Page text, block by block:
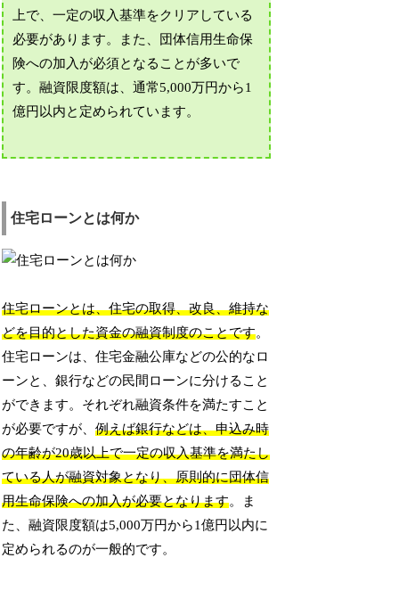
上で、一定の収入基準をクリアしている
必要があります。また、団体信用生命保
険への加入が必須となることが多いで
す。融資限度額は、通常5,000万円から1
億円以内と定められています。
住宅ローンとは何か
住宅ローンとは、住宅の取得、改良、維持な
どを目的とした資金の融資制度のことです。
住宅ローンは、住宅金融公庫などの公的なロ
ーンと、銀行などの民間ローンに分けること
ができます。それぞれ融資条件を満たすこと
が必要ですが、例えば銀行などは、申込み時
の年齢が20歳以上で一定の収入基準を満たし
ている人が融資対象となり、原則的に団体信
用生命保険への加入が必要となります。ま
た、融資限度額は5,000万円から1億円以内に
定められるのが一般的です。